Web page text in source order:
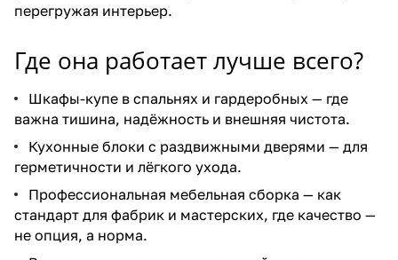
перегружая интерьер.
Где она работает лучше всего?
Шкафы-купе в спальнях и гардеробных — где
важна тишина, надёжность и внешняя чистота.
Кухонные блоки с раздвижными дверями — для
герметичности и лёгкого ухода.
Профессиональная мебельная сборка — как
стандарт для фабрик и мастерских, где качество —
не опция, а норма.